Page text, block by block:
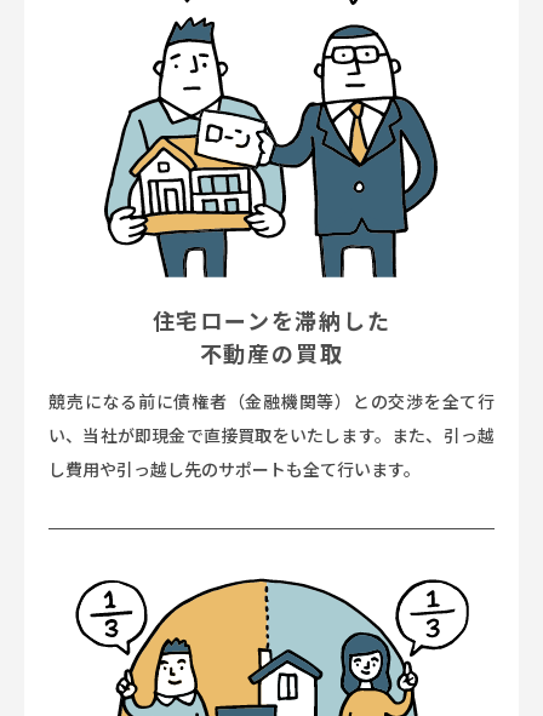
住宅ローンを滞納した
不動産の買取
競売になる前に債権者（金融機関等）との交渉を全て行
い、当社が即現金で直接買取をいたします。また、引っ越
し費用や引っ越し先のサポートも全て行います。